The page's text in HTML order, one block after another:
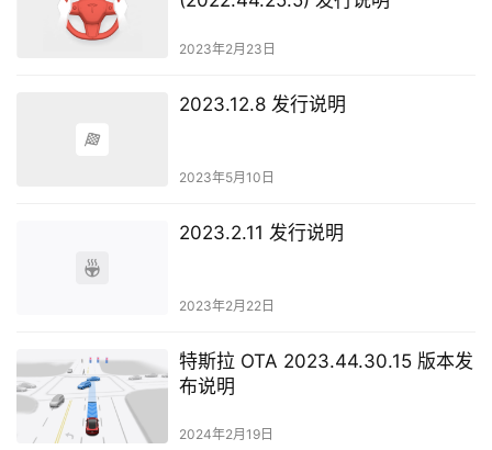
2023年2月23日
2023.12.8 发行说明
2023年5月10日
2023.2.11 发行说明
2023年2月22日
特斯拉 OTA 2023.44.30.15 版本发
布说明
2024年2月19日